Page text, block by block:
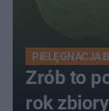
PIELĘGNACJA
Zrób to
rok